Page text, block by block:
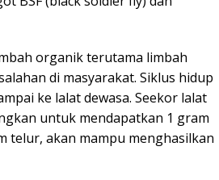
organik terutama limbah
di masyarakat. Siklus hidup
ke lalat dewasa. Seekor lalat
untuk mendapatkan 1 gram
telur, akan mampu menghasilkan